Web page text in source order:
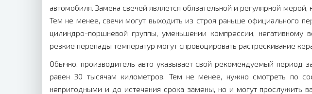
автомобиля. Замена свечей является обязательной и регулярной мерой,
Тем не менее, свечи могут выходить из строя раньше официального
цилиндро-поршневой группы, уменьшении компрессии, негативному
резкие перепады температур могут спровоцировать растрескивание
Обычно, производитель авто указывает свой рекомендуемый период
равен 30 тысячам километров. Тем не менее, нужно смотреть по
непригодными и до истечения срока замены, но и могут прослужить